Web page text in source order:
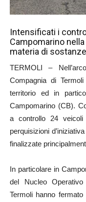
Intensificati i
Campomarino
materia di
TERMOLI –
Compagnia di
territorio ed in
Campomarino (CB).
a controllo 24
perquisizioni
finalizzate
In particolare in
del Nucleo
Termoli hanno